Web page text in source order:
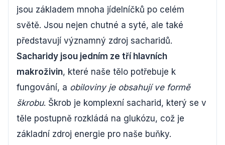
jsou základem mnoha jídelníčků po celém
světě. Jsou nejen chutné a syté, ale také
představují významný zdroj sacharidů.
Sacharidy jsou jedním ze tří hlavních
makroživin, které naše tělo potřebuje k
fungování, a obiloviny je obsahují ve formě
škrobu. Škrob je komplexní sacharid, který se v
těle postupně rozkládá na glukózu, což je
základní zdroj energie pro naše buňky.